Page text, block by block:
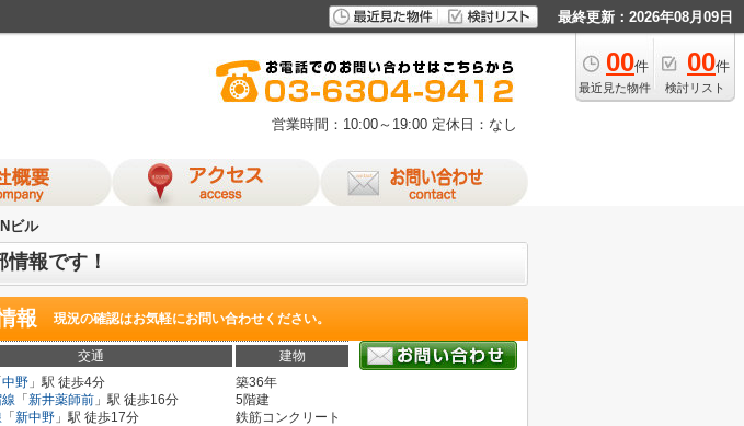
最終更新：2026年08月09日
00件
最近見た物件
00件
検討リスト
営業時間：10:00～19:00 定休日：なし
ビル
報です！
報 現況の確認はお気軽にお問い合わせください。
交通 建物
中野 」駅 徒歩4分
「 新井薬師前 」駅 徒歩16分
「 新中野 」駅 徒歩17分
築36年
5階建
鉄筋コンクリート